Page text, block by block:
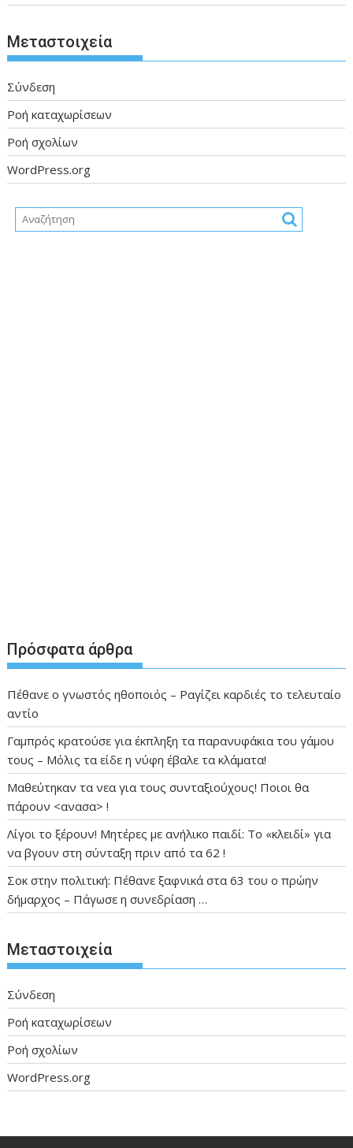
Μεταστοιχεία
Σύνδεση
Ροή καταχωρίσεων
Ροή σχολίων
WordPress.org
Πρόσφατα άρθρα
Πέθανε ο γνωστός ηθοποιός – Ραγίζει καρδιές το τελευταίο
αντίο
Γαμπρός κρατούσε για έκπληξη τα παρανυφάκια του γάμου
τους – Μόλις τα είδε η νύφη έβαλε τα κλάματα!
Μαθεύτηκαν τα νεα για τους συνταξιούχους! Ποιοι θα
πάρουν <ανασα> !
Λίγοι το ξέρουν! Μητέρες με ανήλικο παιδί: Το «κλειδί» για
να βγουν στη σύνταξη πριν από τα 62 !
Σοκ στην πολιτική: Πέθανε ξαφνικά στα 63 του ο πρώην
δήμαρχος – Πάγωσε η συνεδρίαση …
Μεταστοιχεία
Σύνδεση
Ροή καταχωρίσεων
Ροή σχολίων
WordPress.org